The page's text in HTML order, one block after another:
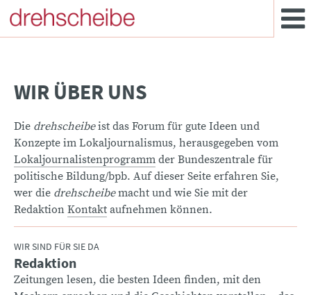
WIR ÜBER UNS
Die drehscheibeist das Forum für gute Ideen und
Konzepte im Lokaljournalismus, herausgegeben vom
Lokaljournalistenprogramm der Bundeszentrale für
politische Bildung/bpb. Auf dieser Seite erfahren Sie,
wer die drehscheibemacht und wie Sie mit der
Redaktion Kontakt aufnehmen können.
WIR SIND FÜR SIE DA
:Redaktion
Zeitungen lesen, die besten Ideen finden, mit den